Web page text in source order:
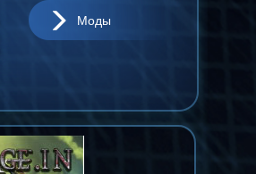
Моды